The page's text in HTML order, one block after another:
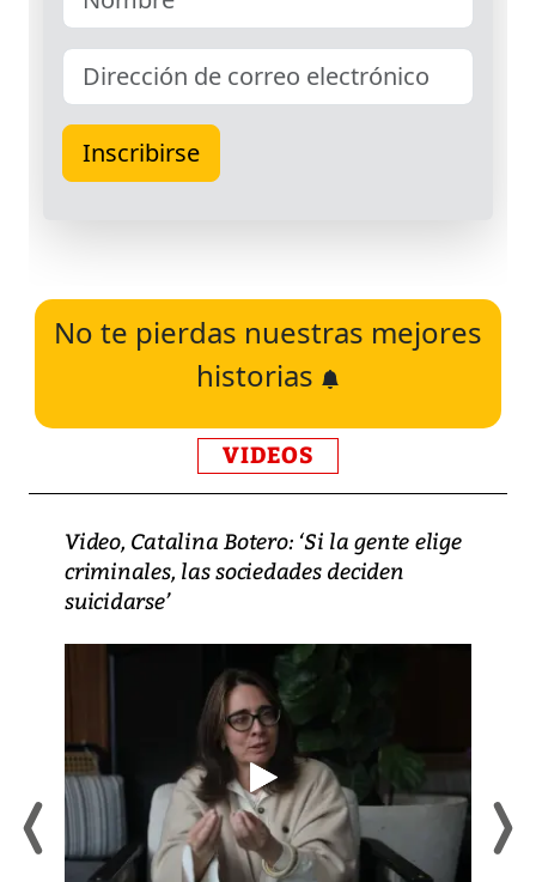
No te pierdas nuestras mejores
historias
VIDEOS
Video, Catalina Botero: ‘Si la gente elige
criminales, las sociedades deciden
suicidarse’